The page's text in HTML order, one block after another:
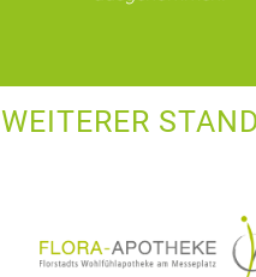
WEITERER